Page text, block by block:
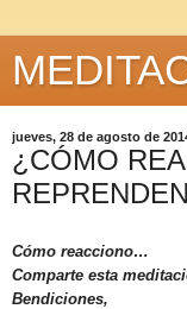
jueves, 28 de agosto de
¿CÓMO
Cómo reacciono…
Comparte esta
Bendiciones,